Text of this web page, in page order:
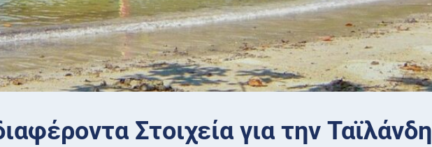
Στοιχεία για την Ταϊλάνδη